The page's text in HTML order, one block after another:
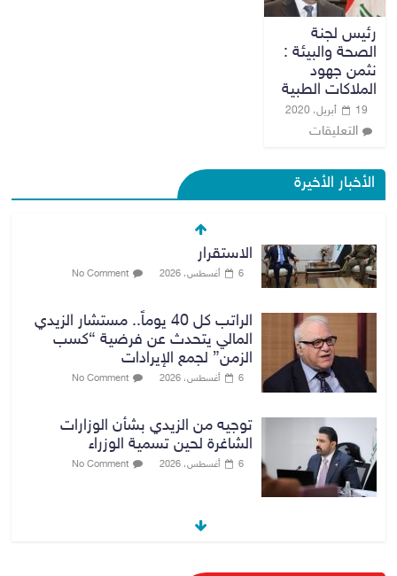
رئيس لجنة
الصحة والبيئة :
نثمن جهود
الملاكات الطبية
19 أبريل، 2020
التعليقات
الأخبار الأخيرة
المالي يتحدث عن فرضية “كسب
6 أغسطس، 2026 No Comment
توجيه من الزيدي بشأن الوزارات
الشاغرة لحين تسمية الوزراء
هيئة الإعلام والاتصالات تعتمد شركة
رئيس هيئة النزاهة: لا مظلة تحمي